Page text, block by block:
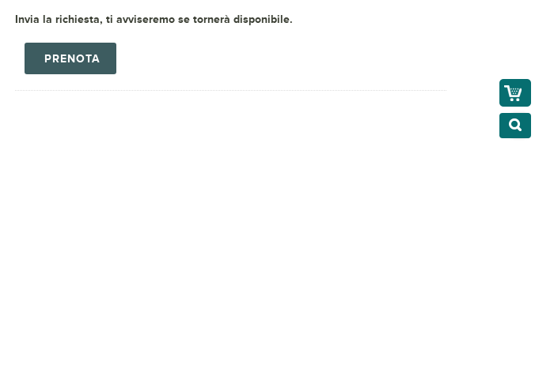
Invia la richiesta, ti avviseremo se tornerà disponibile.
PRENOTA